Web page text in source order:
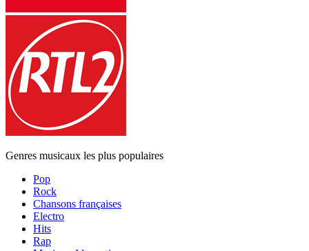
Genres musicaux les plus populaires
Pop
Rock
Chansons françaises
Electro
Hits
Rap